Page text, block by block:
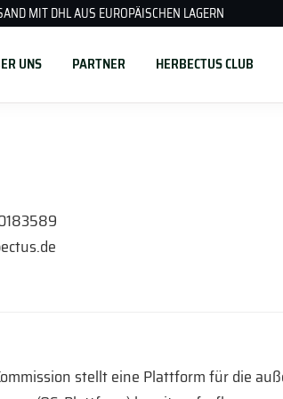
MIT DHL AUS EUROPÄISCHEN LAGERN
UNS PARTNER HERBECTUS CLUB
stellt eine Plattform für die